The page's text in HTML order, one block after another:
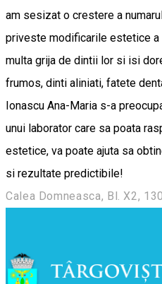
am sesizat o crestere a
priveste modificarile estetice a
multa grija de dintii lor si isi
frumos, dinti aliniati, fatete
Ionascu Ana-Maria s-a
unui laborator care sa poata
estetice, va poate ajuta sa
si rezultate predictibile!